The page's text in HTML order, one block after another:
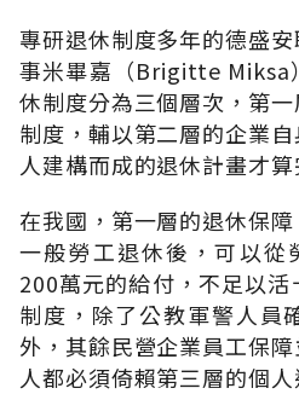
專研退休制度多年的德盛
事米畢嘉（Brigitte Miksa
休制度分為三個層次，第
制度，輔以第二層的企業
人建構而成的退休計畫才算
在我國，第一層的退休保
一般勞工退休後，可以從
200萬元的給付，不足以
制度，除了公教軍警人員
外，其餘民營企業員工保
人都必須倚賴第三層的個人